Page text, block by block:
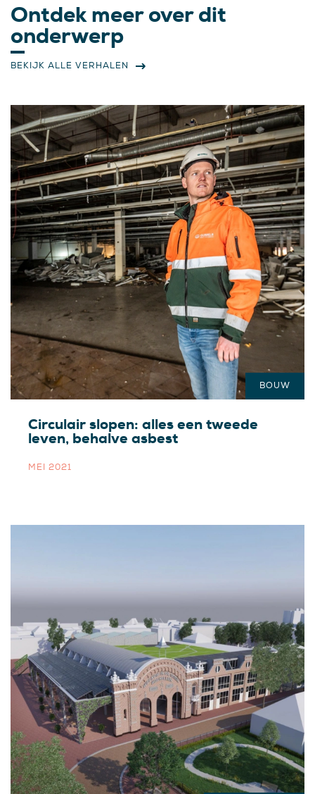
Ontdek meer over dit
onderwerp
Circulair slopen: alles een tweede
leven, behalve asbest
MEI 2021
BOUW
BEKIJK ALLE VERHALEN